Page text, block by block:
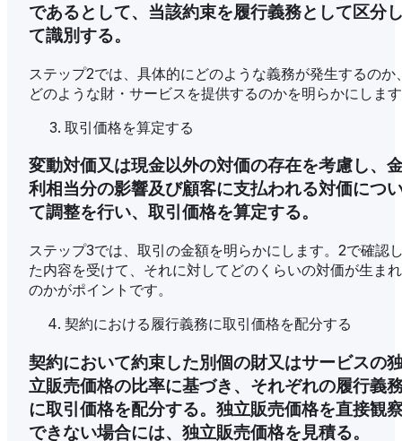
であるとして、当該約束を履行義務として区分
て識別する。
ステップ2では、具体的にどのような義務が発生するのか
どのような財・サービスを提供するのかを明らかにしま
取引価格を算定する
変動対価又は現金以外の対価の存在を考慮し、
利相当分の影響及び顧客に支払われる対価につ
て調整を行い、取引価格を算定する。
ステップ3では、取引の金額を明らかにします。2で確認
た内容を受けて、それに対してどのくらいの対価が生ま
のかがポイントです。
契約における履行義務に取引価格を配分する
契約において約束した別個の財又はサービスの
立販売価格の比率に基づき、それぞれの履行義
に取引価格を配分する。独立販売価格を直接観
できない場合には、独立販売価格を見積る。